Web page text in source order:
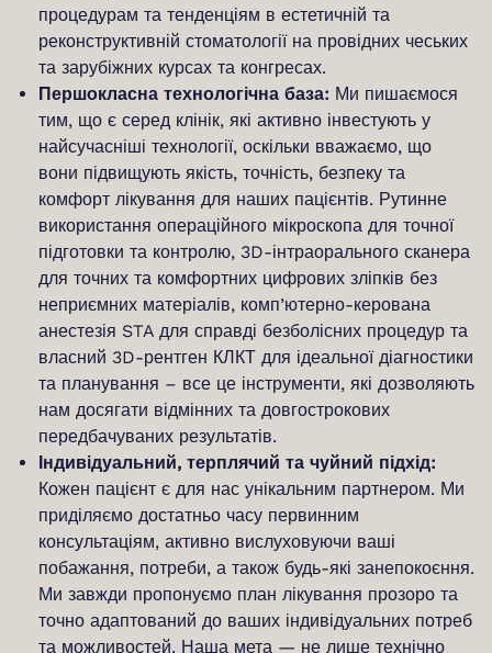
процедурам та тенденціям в естетичній та
реконструктивній стоматології на провідних чеських
та зарубіжних курсах та конгресах.
Першокласна технологічна база: Ми пишаємося
тим, що є серед клінік, які активно інвестують у
найсучасніші технології, оскільки вважаємо, що
вони підвищують якість, точність, безпеку та
комфорт лікування для наших пацієнтів. Рутинне
використання операційного мікроскопа для точної
підготовки та контролю, 3D-інтраорального сканера
для точних та комфортних цифрових зліпків без
неприємних матеріалів, комп’ютерно-керована
анестезія STA для справді безболісних процедур та
власний 3D-рентген КЛКТ для ідеальної діагностики
та планування – все це інструменти, які дозволяють
нам досягати відмінних та довгострокових
передбачуваних результатів.
Індивідуальний, терплячий та чуйний підхід:
Кожен пацієнт є для нас унікальним партнером. Ми
приділяємо достатньо часу первинним
консультаціям, активно вислуховуючи ваші
побажання, потреби, а також будь-які занепокоєння.
Ми завжди пропонуємо план лікування прозоро та
точно адаптований до ваших індивідуальних потреб
та можливостей. Наша мета — не лише технічно